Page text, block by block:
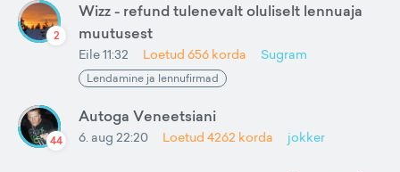
2
Wizz - refund tulenevalt oluliselt lennuaja
muutusest
Eile 11:32 Loetud 656 korda Sugram
Lendamine ja lennufirmad
44
Autoga Veneetsiani
6. aug 22:20 Loetud 4262 korda jokker